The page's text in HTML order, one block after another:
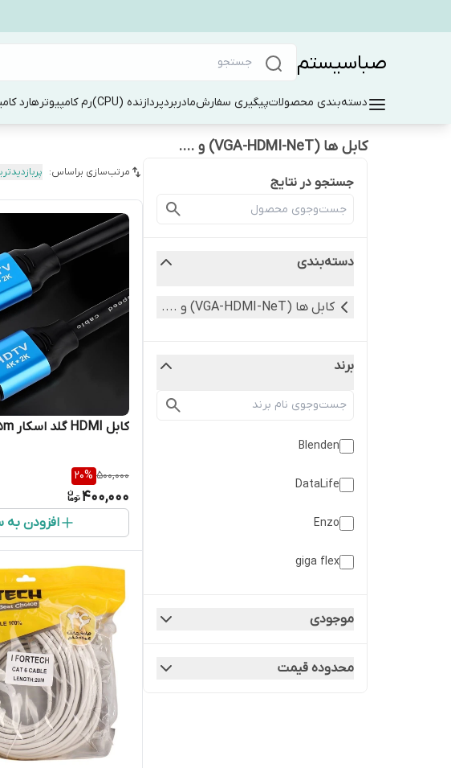
صباسیستم
دسته‌بندی محصولاتپیگیری سفارشمادربردپردازنده (CPU) رم کامپیوترهارد
کابل ها (VGA-HDMI-NeT) و ....
جستجو در نتایج
دسته‌بندی
کابل ها (VGA-HDMI-NeT) و ....
برند
Blenden
DataLife
Enzo
giga flex
GoldOscar
موجودی
محدوده قیمت
مرتب‌سازی براساس:
کابل HDMI گلد اسکار 4K 2.0 1.5m
500,000
20%
400,000
افزودن به